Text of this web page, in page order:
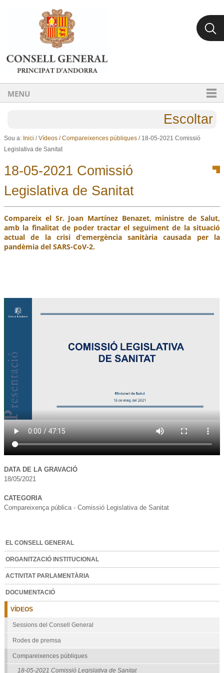
Ves al contingut.
Salta a la navegació
MENU
Escoltar
Sou a: Inici /Vídeos /Compareixences públiques / 18-05-2021 Comissió
Legislativa de Sanitat
18-05-2021 Comissió
Legislativa de Sanitat
Compareix el Sr. Joan Martínez Benazet, ministre de Salut,
amb la finalitat de poder tractar el seguiment de la situació
actual de la crisi d’emergència sanitària causada per la
pandèmia del SARS-CoV-2.
DATA DE LA GRAVACIÓ
18/05/2021
CATEGORIA
Compareixença pública - Comissió Legislativa de Sanitat
EL CONSELL GENERAL
ORGANITZACIÓ INSTITUCIONAL
ACTIVITAT PARLAMENTÀRIA
DOCUMENTACIÓ
VÍDEOS
Sessions del Consell General
Rodes de premsa
Compareixences públiques
18-05-2021 Comissió Legislativa de Sanitat